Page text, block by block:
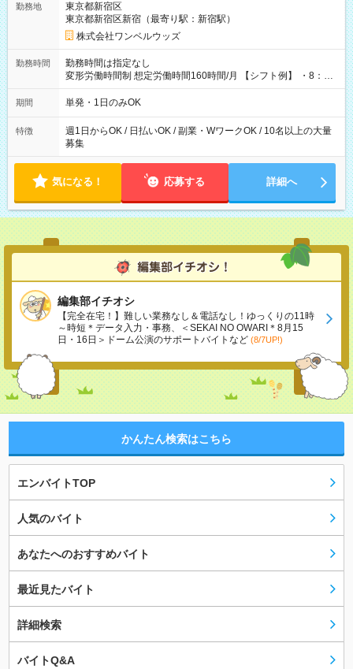
勤務地
東京都新宿区
東京都新宿区新宿（最寄り駅：新宿駅）
株式会社ワンベルウッズ
勤務時間
勤務時間は指定なし
変形労働時間制 想定労働時間160時間/月 【シフト例】 ・8：00
～21：00
期間 単発・1日のみOK
特徴
週1日からOK / 日払いOK / 副業・WワークOK / 10名以上の大量
募集
気になる！ 応募する 詳細へ
編集部イチオシ
【完全在宅！】難しい業務なし＆電話なし！ゆっくりの11時
～時短＊データ入力・事務、＜SEKAI NO OWARI＊8月15
日・16日＞ドーム公演のサポートバイトなど (8/7UP!)
かんたん検索はこちら
エンバイトTOP
人気のバイト
あなたへのおすすめバイト
最近見たバイト
詳細検索
バイトQ&A